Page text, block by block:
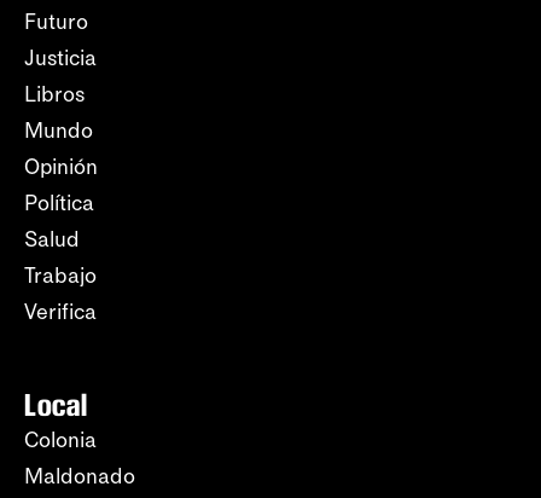
Futuro
Justicia
Libros
Mundo
Opinión
Política
Salud
Trabajo
Verifica
Local
Colonia
Maldonado